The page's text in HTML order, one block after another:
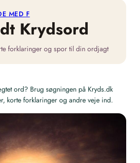
MED F
Krydsord
forklaringer og spor til din ordjagt
ord? Brug søgningen på Kryds.dk
korte forklaringer og andre veje ind.